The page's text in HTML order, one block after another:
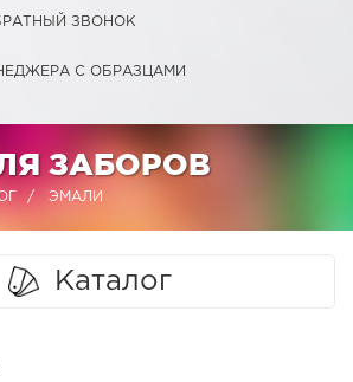
ЗВОНОК
С ОБРАЗЦАМИ
ЗАБОРОВ
ЭМАЛИ
Каталог